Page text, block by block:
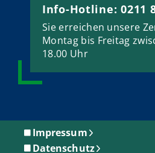
Info-Hotline: 0211
Sie erreichen unsere
Montag bis Freitag
18.00 Uhr
Impressum
Datenschutz